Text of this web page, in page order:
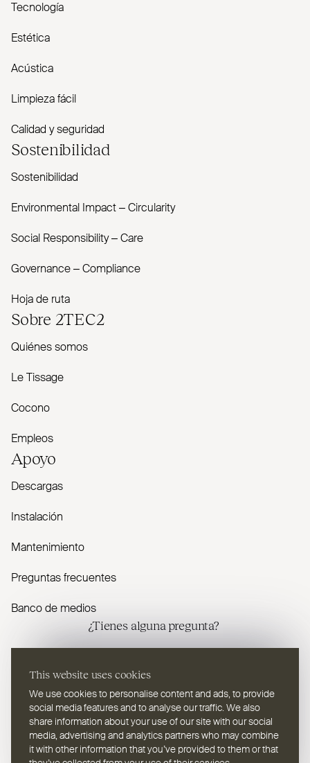
This website uses cookies
We use cookies to personalise content and ads, to provide
social media features and to analyse our traffic. We also
share information about your use of our site with our social
media, advertising and analytics partners who may combine
it with other information that you’ve provided to them or that
Tecnología
Estética
Acústica
Limpieza fácil
Calidad y seguridad
Sostenibilidad
Sostenibilidad
Envi­ronmental Impact – Cir­cularity
Social Responsibility – Care
Governance – Com­pliance
Hoja de ruta
Sobre 2TEC2
Quiénes somos
Le Tissage
Cocono
Empleos
Apoyo
Descargas
Instalación
Mantenimiento
Preguntas frecuentes
Banco de medios
¿Tienes alguna pregunta?
Contáctenos